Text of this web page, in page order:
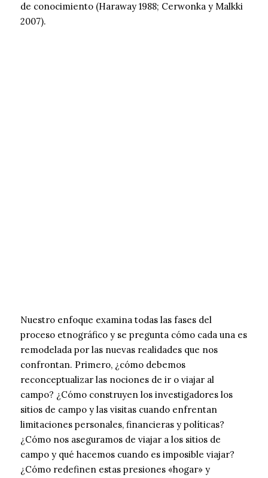
de conocimiento (Haraway 1988; Cerwonka y Malkki
2007).
Nuestro enfoque examina todas las fases del
proceso etnográfico y se pregunta cómo cada una es
remodelada por las nuevas realidades que nos
confrontan. Primero, ¿cómo debemos
reconceptualizar las nociones de ir o viajar al
campo? ¿Cómo construyen los investigadores los
sitios de campo y las visitas cuando enfrentan
limitaciones personales, financieras y políticas?
¿Cómo nos aseguramos de viajar a los sitios de
campo y qué hacemos cuando es imposible viajar?
¿Cómo redefinen estas presiones «hogar» y